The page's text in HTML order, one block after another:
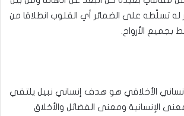
له تسلّطه على الضمائر أي القلوب انطلاقا من
بجميع الأرواح.
الأخلاقي هو هدف إنساني نبيل يلتقي
الإنسانية ومعنى الفضائل والأخلاق